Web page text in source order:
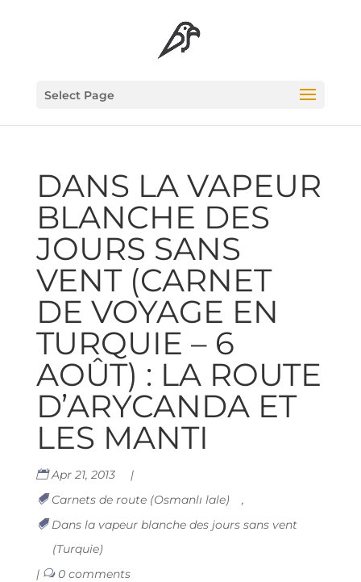
Select Page
DANS LA VAPEUR
BLANCHE DES
JOURS SANS
VENT (CAR­NET
DE VOYAGE EN
TUR­QUIE – 6
AOÛT) : LA ROUTE
D’ARYCANDA ET
LES MANTI
Apr 21, 2013
|
Carnets de route (Osmanlı lale)
,
Dans la vapeur blanche des jours sans vent
(Turquie)
|
0 comments